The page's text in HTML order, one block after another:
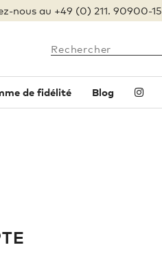
nous au +49 (0) 211. 90900-15
de fidélité Blog